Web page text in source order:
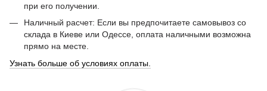
при его получении.
Наличный расчет: Если вы предпочитаете самовывоз со
склада в Киеве или Одессе, оплата наличными возможна
прямо на месте.
Узнать больше об условиях оплаты.